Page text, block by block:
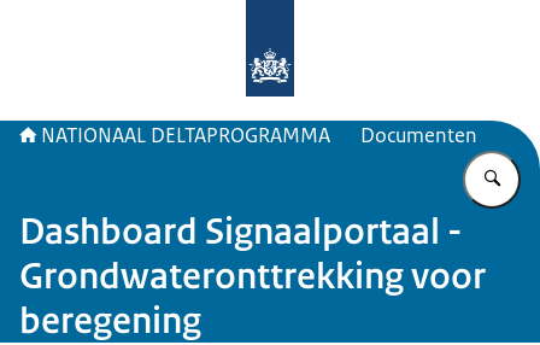
NATIONAAL DELTAPROGRAMMA Documenten
Dashboard Signaalportaal -
Grondwateronttrekking voor
beregening